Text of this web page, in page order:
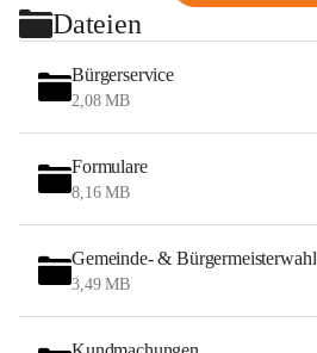
Dateien
Bürgerservice
2,08 MB
Formulare
8,16 MB
Gemeinde- & Bürgermeisterwahl
3,49 MB